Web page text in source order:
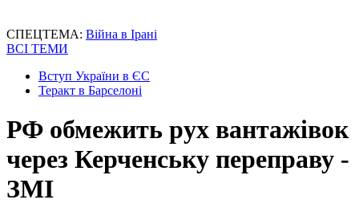
СПЕЦТЕМА: Війна в Ірані
ВСІ ТЕМИ
Вступ України в ЄС
Теракт в Барселоні
РФ обмежить рух вантажівок
через Керченську переправу -
ЗМІ